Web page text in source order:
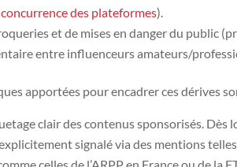
des plateformes).
et de mises en danger du public
entre influenceurs amateurs/
apportées pour encadrer ces dérives
clair des contenus sponsorisés. Dès
signalé via des mentions